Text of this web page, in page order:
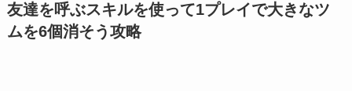
友達を呼ぶスキルを使って1プレイで大きなツ
ムを6個消そう攻略